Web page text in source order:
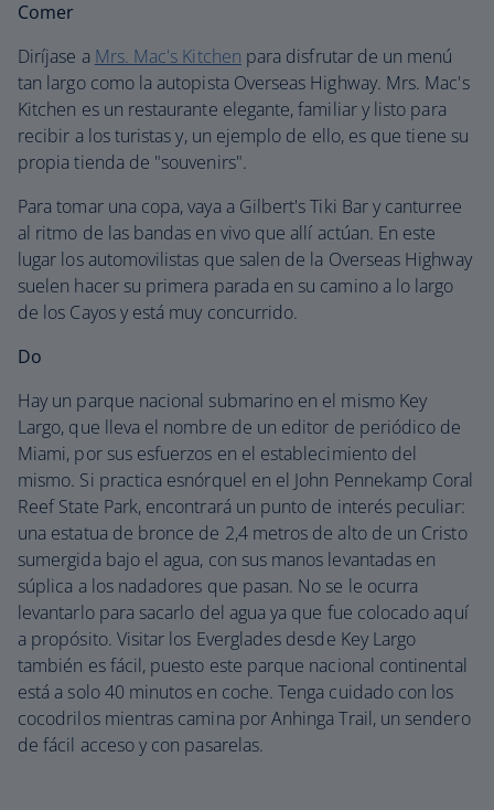
Comer
Diríjase a Mrs. Mac's Kitchen para disfrutar de un menú
tan largo como la autopista Overseas Highway. Mrs. Mac's
Kitchen es un restaurante elegante, familiar y listo para
recibir a los turistas y, un ejemplo de ello, es que tiene su
propia tienda de "souvenirs".
Para tomar una copa, vaya a Gilbert's Tiki Bar y canturree
al ritmo de las bandas en vivo que allí actúan. En este
lugar los automovilistas que salen de la Overseas Highway
suelen hacer su primera parada en su camino a lo largo
de los Cayos y está muy concurrido.
Do
Hay un parque nacional submarino en el mismo Key
Largo, que lleva el nombre de un editor de periódico de
Miami, por sus esfuerzos en el establecimiento del
mismo. Si practica esnórquel en el John Pennekamp Coral
Reef State Park, encontrará un punto de interés peculiar:
una estatua de bronce de 2,4 metros de alto de un Cristo
sumergida bajo el agua, con sus manos levantadas en
súplica a los nadadores que pasan. No se le ocurra
levantarlo para sacarlo del agua ya que fue colocado aquí
a propósito. Visitar los Everglades desde Key Largo
también es fácil, puesto este parque nacional continental
está a solo 40 minutos en coche. Tenga cuidado con los
cocodrilos mientras camina por Anhinga Trail, un sendero
de fácil acceso y con pasarelas.